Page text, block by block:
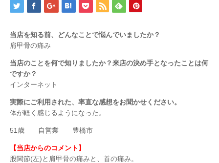
当店を知る前、どんなことで悩んでいましたか？
肩甲骨の痛み
当店のことを何で知りましたか？来店の決め手となったことは何
ですか？
インターネット
実際にご利用された、率直な感想をお聞かせください。
体が軽く感じるようになった。
51歳 自営業 豊橋市
【当店からのコメント】
股関節(左)と肩甲骨の痛みと、首の痛み。